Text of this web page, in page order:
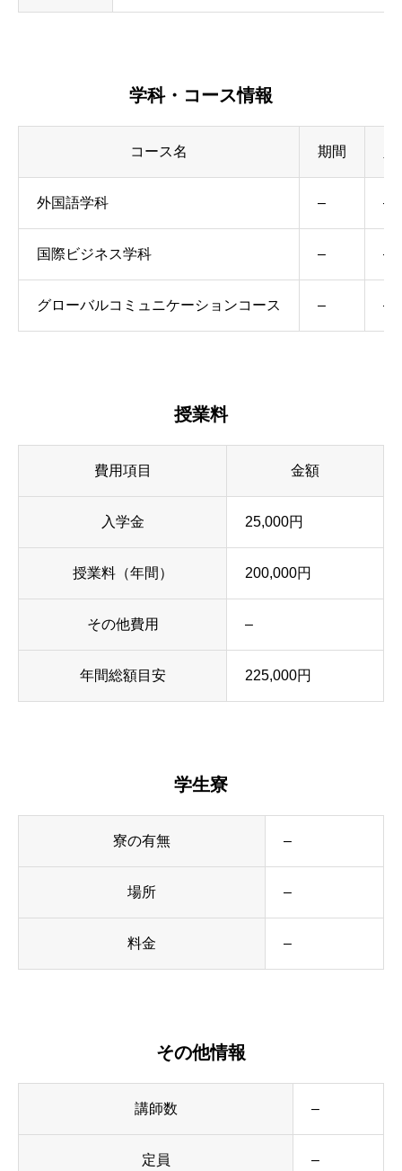
学科・コース情報
コース名 期間
外国語学科 – –
国際ビジネス学科 – –
グローバルコミュニケーションコース – –
授業料
費用項目 金額
入学金 25,000円
授業料（年間） 200,000円
その他費用 –
年間総額目安 225,000円
学生寮
寮の有無 –
場所 –
料金 –
その他情報
講師数 –
定員 –